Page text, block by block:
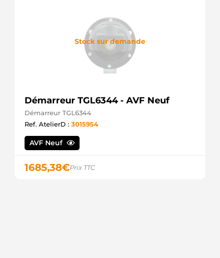
Stock sur demande
Démarreur TGL6344 - AVF Neuf
Démarreur TGL6344
Ref. AtelierD : 3015954
AVF Neuf
1685,38€Prix TTC